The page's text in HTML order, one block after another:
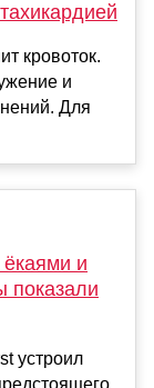
кровоток.
и
Для
и
показали
устроил